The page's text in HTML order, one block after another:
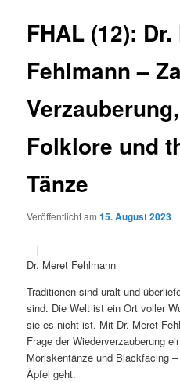
FHAL (12):
Fehlmann –
Folklore und
Tänze
Veröffentlicht am15. August 2023
Dr. Meret Fehlmann
Traditionen sind uralt und
sind. Die Welt ist ein Ort voller
sie es nicht ist. Mit Dr. Meret
Frage der Wiederverzauberung
Moriskentänze und Blackfacing
Äpfel geht.